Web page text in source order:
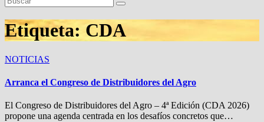
Etiqueta:CDA
NOTICIAS
Arranca el Congreso de Distribuidores del Agro
El Congreso de Distribuidores del Agro – 4ª Edición (CDA 2026)
propone una agenda centrada en los desafíos concretos que…